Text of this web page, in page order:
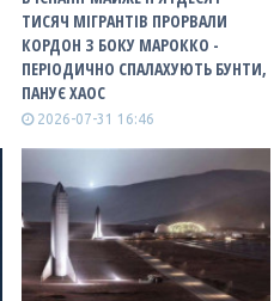
ТИСЯЧ МІГРАНТІВ ПРОРВАЛИ
КОРДОН З БОКУ МАРОККО -
ПЕРІОДИЧНО СПАЛАХУЮТЬ БУНТИ,
ПАНУЄ ХАОС
2026-07-31 16:46